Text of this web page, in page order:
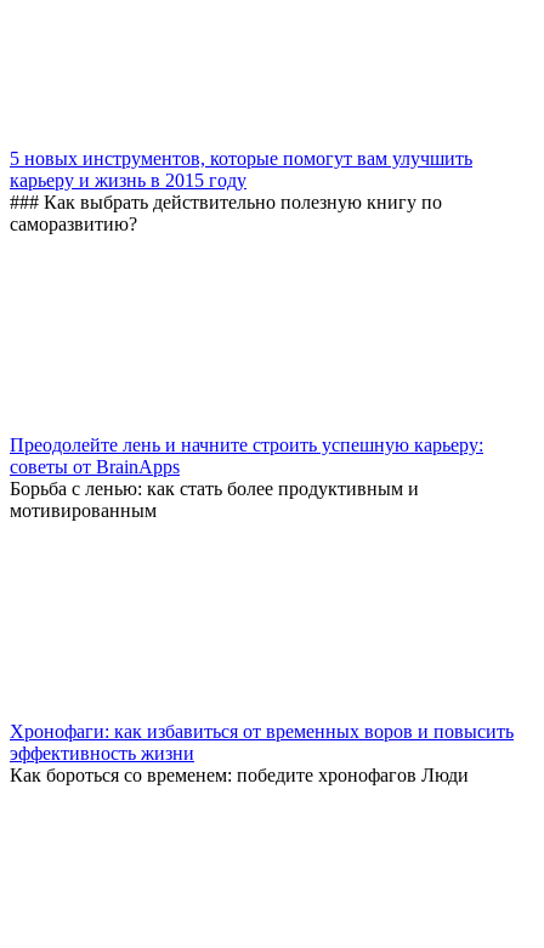
5 новых инструментов, которые помогут вам улучшить
карьеру и жизнь в 2015 году
### Как выбрать действительно полезную книгу по
саморазвитию?
Преодолейте лень и начните строить успешную карьеру:
советы от BrainApps
Борьба с ленью: как стать более продуктивным и
мотивированным
Хронофаги: как избавиться от временных воров и повысить
эффективность жизни
Как бороться со временем: победите хронофагов Люди